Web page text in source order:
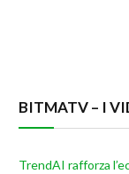
BITMATV – I
TrendAI rafforza